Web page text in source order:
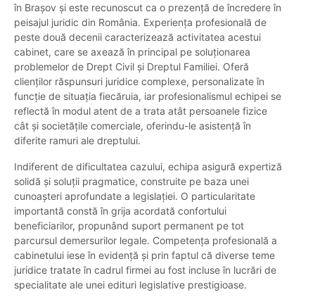
în Brașov și este recunoscut ca o prezență de încredere în
peisajul juridic din România. Experiența profesională de
peste două decenii caracterizează activitatea acestui
cabinet, care se axează în principal pe soluționarea
problemelor de Drept Civil și Dreptul Familiei. Oferă
clienților răspunsuri juridice complexe, personalizate în
funcție de situația fiecăruia, iar profesionalismul echipei se
reflectă în modul atent de a trata atât persoanele fizice
cât și societățile comerciale, oferindu-le asistență în
diferite ramuri ale dreptului.
Indiferent de dificultatea cazului, echipa asigură expertiză
solidă și soluții pragmatice, construite pe baza unei
cunoașteri aprofundate a legislației. O particularitate
importantă constă în grija acordată confortului
beneficiarilor, propunând suport permanent pe tot
parcursul demersurilor legale. Competența profesională a
cabinetului iese în evidență și prin faptul că diverse teme
juridice tratate în cadrul firmei au fost incluse în lucrări de
specialitate ale unei edituri legislative prestigioase.